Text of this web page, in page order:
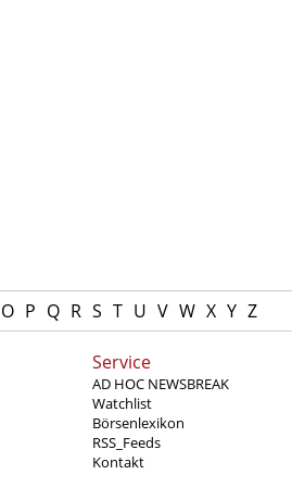
O P Q R S T U V W X Y Z
Service
AD HOC NEWSBREAK
Watchlist
Börsenlexikon
RSS_Feeds
Kontakt